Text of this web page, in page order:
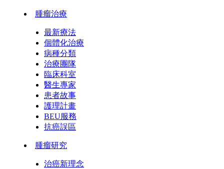
腫瘤治療
最新療法
個體化治療
病種分類
治療團隊
臨床科室
醫生專家
患者故事
護理計畫
BEU服務
抗癌誤區
腫瘤研究
治癌新理念